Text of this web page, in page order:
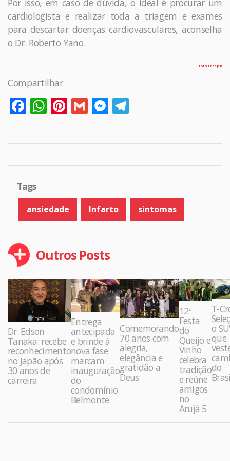
Por isso, em caso de dúvida, o ideal é procurar um
cardiologista e realizar toda a triagem e exames
para descartar doenças cardiovasculares, aconselha
o Dr. Roberto Yano.
Foto: Freepik
Compartilhar
Facebook
WhatsApp
Pinterest
GmailMessenger
Tags
ansiedade Infarto sintomas
Outros Posts
Dr. Edson
Tanaka: recebe
reconhecimento
no Japão após
30 anos de
carreira
Entrega
antecipada
e brinde à
nova fase
marcam
inauguração
do
condomínio
Belmonte
Comemorando
70 anos com
alegria,
elegância e
gratidão a
Deus
12ª
Festa
do
Queijo e
Vinho
celebra
tradição
e reúne
amigos
no
Arujá 5
T-
o
que
do